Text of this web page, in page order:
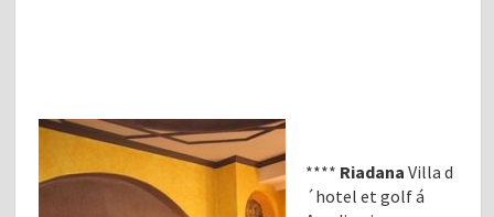
**** Riadana Villa d
´hotel et golf á